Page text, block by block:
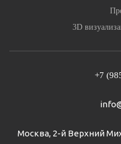
3D
+7
Москва, 2-й Верхний